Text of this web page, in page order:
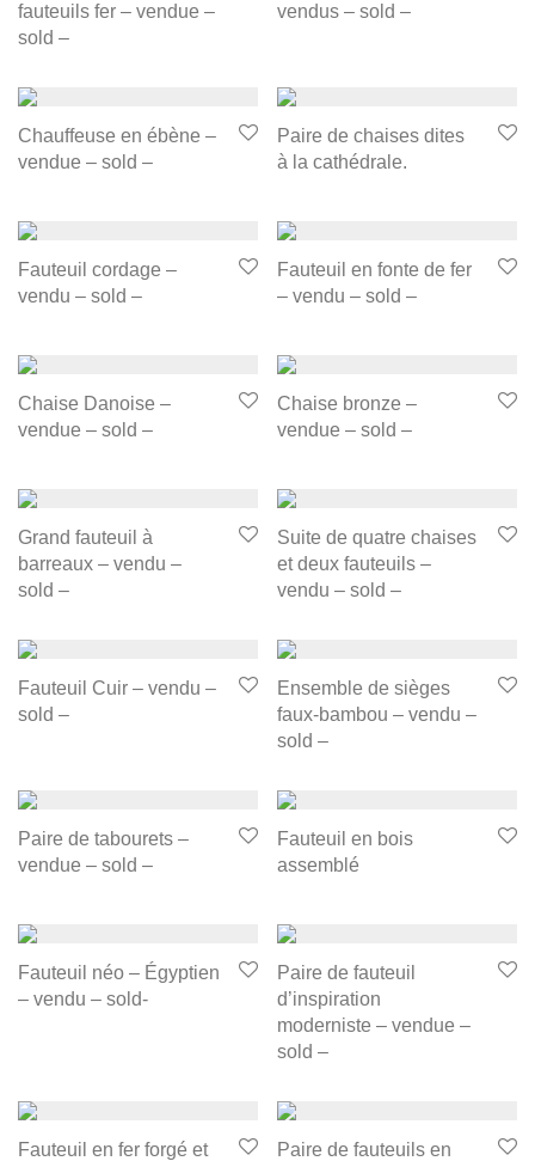
fauteuils fer – vendue –
sold –
vendus – sold –
Chauffeuse en ébène –
vendue – sold –
Paire de chaises dites
à la cathédrale.
Fauteuil cordage –
vendu – sold –
Fauteuil en fonte de fer
– vendu – sold –
Chaise Danoise –
vendue – sold –
Chaise bronze –
vendue – sold –
Grand fauteuil à
barreaux – vendu –
sold –
Suite de quatre chaises
et deux fauteuils –
vendu – sold –
Fauteuil Cuir – vendu –
sold –
Ensemble de sièges
faux-bambou – vendu –
sold –
Paire de tabourets –
vendue – sold –
Fauteuil en bois
assemblé
Fauteuil néo – Égyptien
– vendu – sold-
Paire de fauteuil
d’inspiration
moderniste – vendue –
sold –
Fauteuil en fer forgé et Paire de fauteuils en